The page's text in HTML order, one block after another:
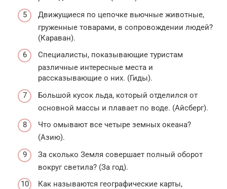
Движущиеся по цепочке вьючные животные,
груженные товарами, в сопровождении людей?
(Караван).
Специалисты, показывающие туристам
различные интересные места и
рассказывающие о них. (Гиды).
Большой кусок льда, который отделился от
основной массы и плавает по воде. (Айсберг).
Что омывают все четыре земных океана?
(Азию).
За сколько Земля совершает полный оборот
вокруг светила? (За год).
Как называются географические карты,